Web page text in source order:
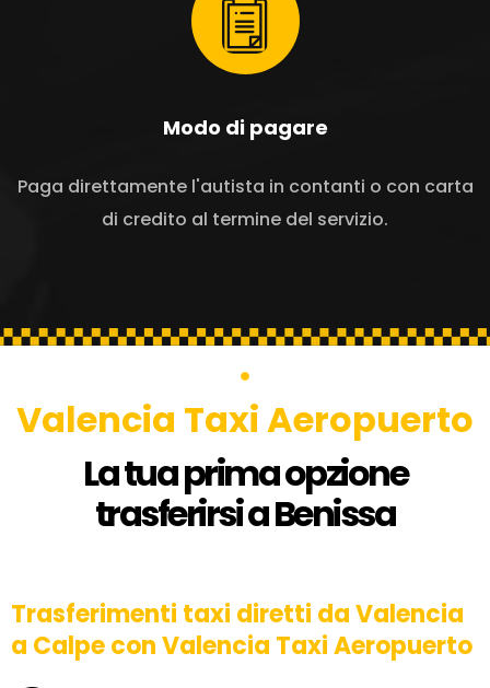
Modo di pagare
Paga direttamente l'autista in contanti o con carta
di credito al termine del servizio.
Valencia Taxi Aeropuerto
La tua prima opzione
trasferirsi a Benissa
Trasferimenti taxi diretti da Valencia
a Calpe con Valencia Taxi Aeropuerto